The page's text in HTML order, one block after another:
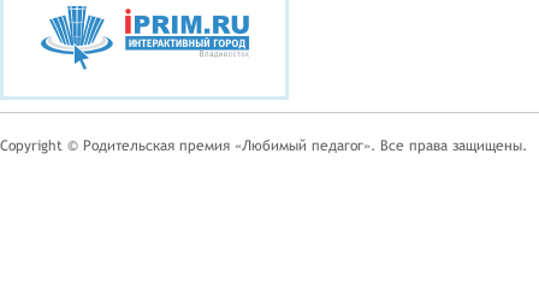
Copyright © Родительская премия «Любимый педагог». Все права защищены.